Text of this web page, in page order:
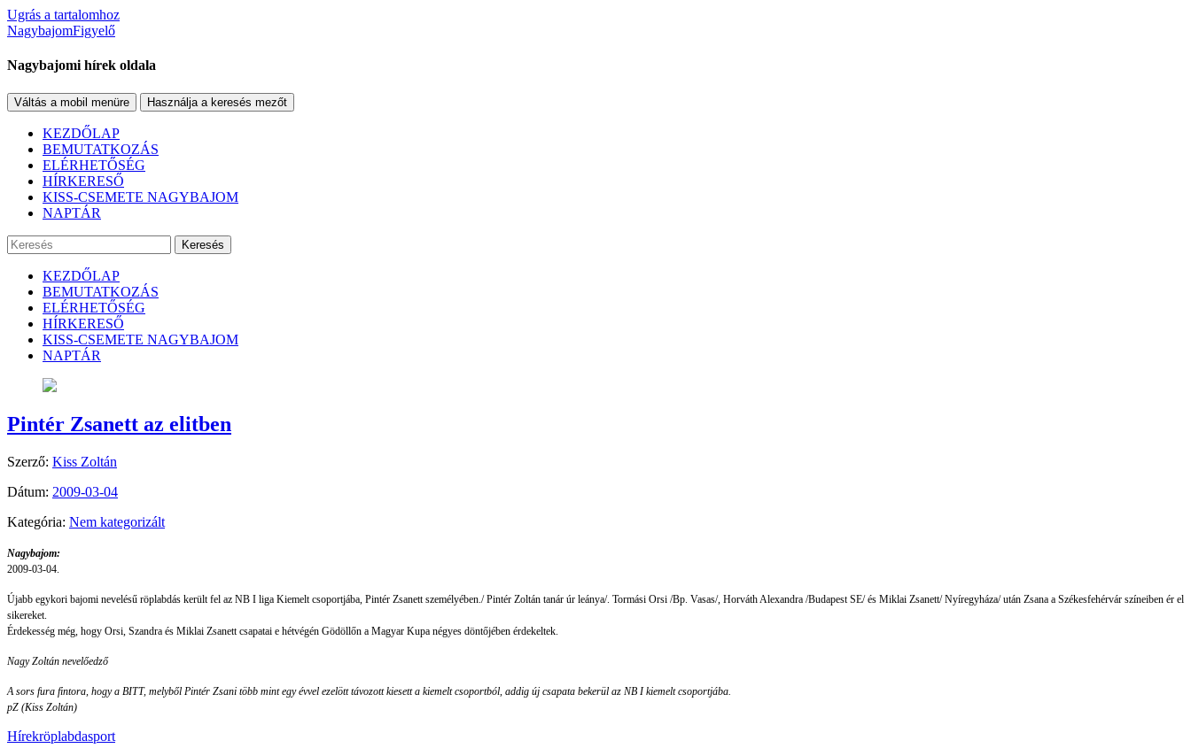
Ugrás a tartalomhoz
NagybajomFigyelő
Nagybajomi hírek oldala
Váltás a mobil menüre Használja a keresés mezőt
KEZDŐLAP
BEMUTATKOZÁS
ELÉRHETŐSÉG
HÍRKERESŐ
KISS-CSEMETE NAGYBAJOM
NAPTÁR
Keresés
KEZDŐLAP
BEMUTATKOZÁS
ELÉRHETŐSÉG
HÍRKERESŐ
KISS-CSEMETE NAGYBAJOM
NAPTÁR
Pintér Zsanett az elitben
Szerző: Kiss Zoltán
Dátum: 2009-03-04
Kategória: Nem kategorizált
Nagybajom:
2009-03-04.
Újabb egykori bajomi nevelésű röplabdás került fel az NB I liga Kiemelt csoportjába, Pintér Zsanett személyében./ Pintér Zoltán tanár úr leánya/. Tormási Orsi /Bp. Vasas/, Horváth Alexandra /Budapest SE/ és Miklai Zsanett/ Nyíregyháza/ után Zsana a Székesfehérvár színeiben ér el
sikereket.
Érdekesség még, hogy Orsi, Szandra és Miklai Zsanett csapatai e hétvégén Gödöllőn a Magyar Kupa négyes döntőjében érdekeltek.
Nagy Zoltán nevelőedző
A sors fura fintora, hogy a BITT, melyből Pintér Zsani több mint egy évvel ezelött távozott kiesetta kiemelt csoportból, addig új csapata bekerül az NB I kiemelt csoportjába.
pZ (Kiss Zoltán)
Hírekröplabdasport